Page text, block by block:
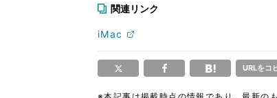
関連リンク
iMac
URLをコ